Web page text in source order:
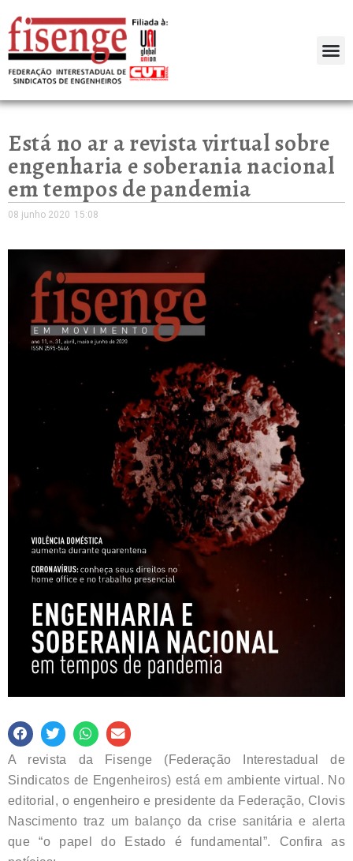
Está no ar a revista virtual sobre
engenharia e soberania nacional
em tempos de pandemia
08 junho 2020 15:08
A revista da Fisenge (Federação Interestadual de
Sindicatos de Engenheiros) está em ambiente virtual. No
editorial, o engenheiro e presidente da Federação, Clovis
Nascimento traz um balanço da crise sanitária e alerta
que “o papel do Estado é fundamental”. Confira as